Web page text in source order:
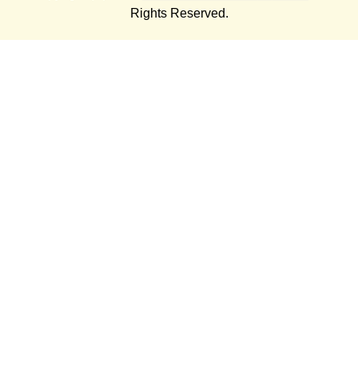
Rights Reserved.